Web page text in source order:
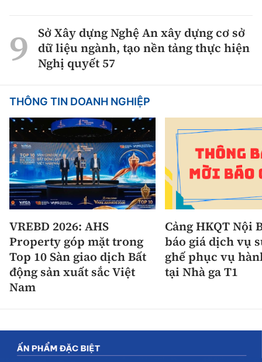
Sở Xây dựng Nghệ An xây dựng cơ sở
dữ liệu ngành, tạo nền tảng thực hiện
Nghị quyết 57
THÔNG TIN DOANH NGHIỆP
VREBD 2026: AHS
Property góp mặt trong
Top 10 Sàn giao dịch Bất
động sản xuất sắc Việt
Nam
Cảng HKQT Nội
báo giá dịch vụ
ghế phục vụ
tại Nhà ga T1